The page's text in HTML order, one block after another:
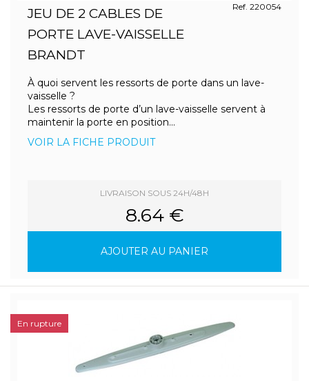
JEU DE 2 CABLES DE
PORTE LAVE-VAISSELLE
BRANDT
Ref. 220054
À quoi servent les ressorts de porte dans un lave-
vaisselle ?
Les ressorts de porte d’un lave-vaisselle servent à
maintenir la porte en position...
VOIR LA FICHE PRODUIT
LIVRAISON SOUS 24H/48H
8.64 €
AJOUTER AU PANIER
En rupture